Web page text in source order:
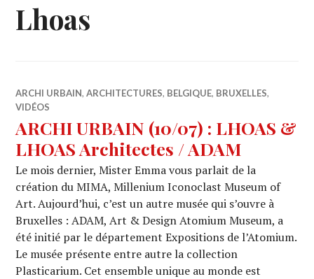
Lhoas
ARCHI URBAIN,ARCHITECTURES, BELGIQUE, BRUXELLES,
VIDÉOS
ARCHI URBAIN (10/07) : LHOAS &
LHOAS Architectes / ADAM
Le mois dernier, Mister Emma vous parlait de la
création du MIMA, Millenium Iconoclast Museum of
Art. Aujourd’hui, c’est un autre musée qui s’ouvre à
Bruxelles : ADAM, Art & Design Atomium Museum, a
été initié par le département Expositions de l’Atomium.
Le musée présente entre autre la collection
Plasticarium. Cet ensemble unique au monde est